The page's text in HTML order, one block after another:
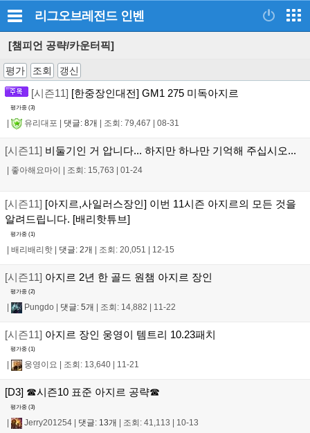
리그오브레전드 인벤
[챔피언 공략/카운터픽]
평가 조회 갱신
[시즌11] [한중장인대전] GM1 275 미독아지르
평가중 (3)
유리대포 댓글: 8개 조회: 79,467 08-31
[시즌11] 비둘기인 거 압니다... 하지만 하나만 기억해 주십시오...
좋아해요마이 조회: 15,763 01-24
[시즌11] [아지르,사일러스장인] 이번 11시즌 아지르의 모든 것을
알려드립니다. [배리핫튜브]
평가중 (1)
| 배리배리핫 | 댓글: 2개 | 조회: 20,051 | 12-15
[시즌11] 아지르 2년 한 골드 원챔 아지르 장인
평가중 (2)
Pungdo 댓글: 5개 조회: 14,882 11-22
[시즌11] 아지르 장인 웅영이 템트리 10.23패치
평가중 (1)
웅영이요 조회: 13,640 11-21
[D3] ☎시즌10 표준 아지르 공략☎
평가중 (3)
| Jerry201254 | 댓글: 13개 | 조회: 41,113 | 10-13